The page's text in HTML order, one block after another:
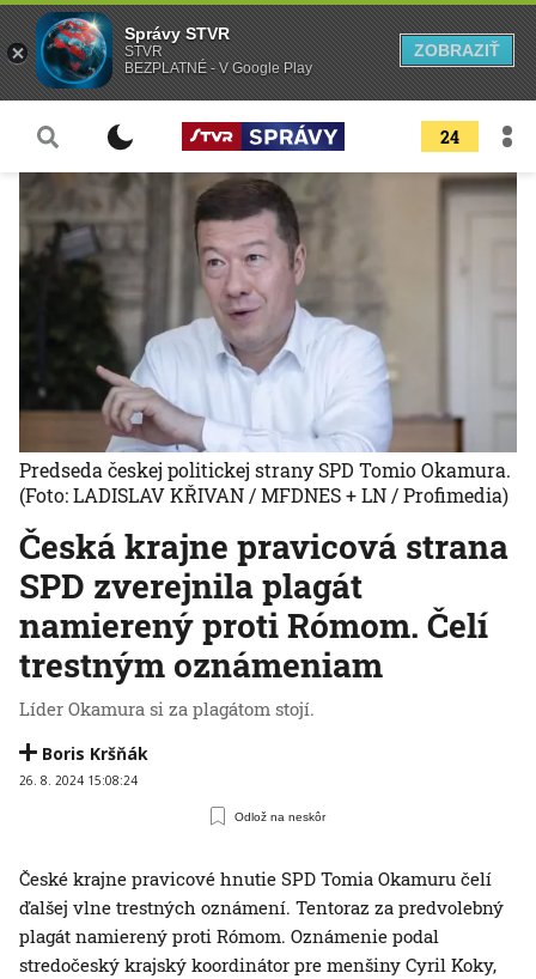
24
Česká krajne pravicová strana
SPD zverejnila plagát
namierený proti Rómom. Čelí
trestným oznámeniam
Líder Okamura si za plagátom stojí.
Boris Kršňák
26. 8. 2024 15:08:24
Odlož na neskôr
Predseda českej politickej strany SPD Tomio Okamura.
(Foto: LADISLAV KŘIVAN / MFDNES + LN / Profimedia)
České krajne pravicové hnutie SPD Tomia Okamuru čelí
ďalšej vlne trestných oznámení. Tentoraz za predvolebný
plagát namierený proti Rómom. Oznámenie podal
stredočeský krajský koordinátor pre menšiny Cyril Koky,
Správy STVR
STVR
BEZPLATNÉ - V Google Play
ZOBRAZIŤ